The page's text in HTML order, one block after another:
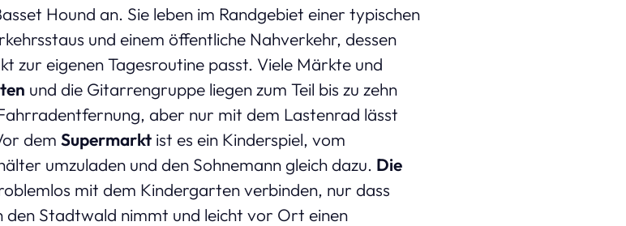
Hound an. Sie leben im Randgebiet einer typischen
und einem öffentliche Nahverkehr, dessen
zur eigenen Tagesroutine passt. Viele Märkte und
und die Gitarrengruppe liegen zum Teil bis zu zehn
aber nur mit dem Lastenrad lässt
dem Supermarktist es ein Kinderspiel, vom
umzuladen und den Sohnemann gleich dazu. Die
mit dem Kindergarten verbinden, nur dass
den Stadtwald nimmt und leicht vor Ort einen